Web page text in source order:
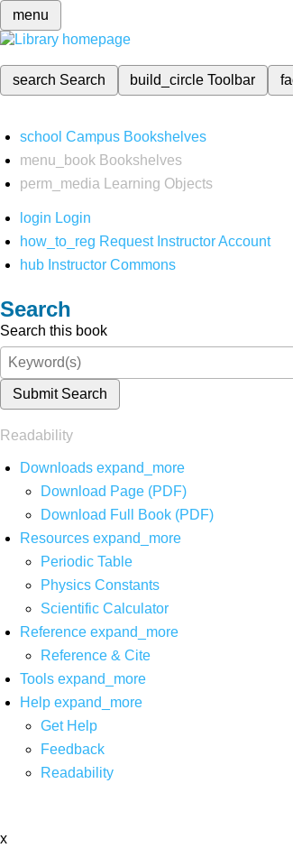
menu
search Search build_circleToolbar
school Campus Bookshelves
menu_book Bookshelves
perm_media
Learning Objects
login Login
how_to_reg Request Instructor Account
hub Instructor Commons
Search
Search this book
Submit Search
Readability
Downloads expand_more
Download Page (PDF)
Download Full Book (PDF)
Resources expand_more
Periodic Table
Physics Constants
Scientific Calculator
Reference expand_more
Reference & Cite
Tools expand_more
Help expand_more
Get Help
Feedback
Readability
x